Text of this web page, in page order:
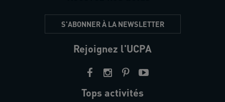
S'ABONNER À LA NEWSLETTER
Rejoignez l'UCPA
Tops activités